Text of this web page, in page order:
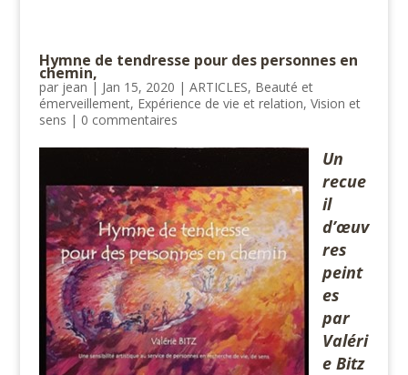
Hymne de tendresse pour des personnes en
chemin,
par jean | Jan 15, 2020 | ARTICLES, Beauté et
émerveillement, Expérience de vie et relation, Vision et
sens | 0 commentaires
Un
recue
il
d’œuv
res
peint
es
par
Valéri
e Bitz